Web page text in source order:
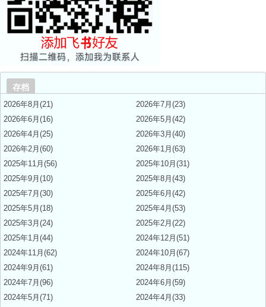
存档
2026年8月(21)
2026年7月(23)
2026年6月(16)
2026年5月(42)
2026年4月(25)
2026年3月(40)
2026年2月(60)
2026年1月(63)
2025年11月(56)
2025年10月(31)
2025年9月(10)
2025年8月(43)
2025年7月(30)
2025年6月(42)
2025年5月(18)
2025年4月(53)
2025年3月(24)
2025年2月(22)
2025年1月(44)
2024年12月(51)
2024年11月(62)
2024年10月(67)
2024年9月(61)
2024年8月(115)
2024年7月(96)
2024年6月(59)
2024年5月(71)
2024年4月(33)